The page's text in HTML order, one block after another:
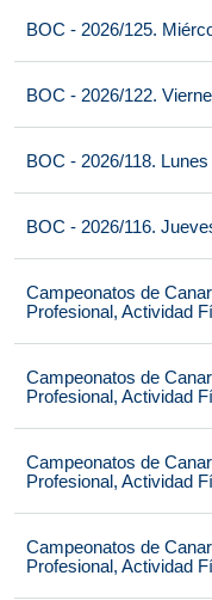
BOC - 2026/125.
BOC - 2026/122.
BOC - 2026/118.
BOC - 2026/116.
Campeonatos de
Profesional, Actividad
Campeonatos de
Profesional, Actividad
Campeonatos de
Profesional, Actividad
Campeonatos de
Profesional, Actividad